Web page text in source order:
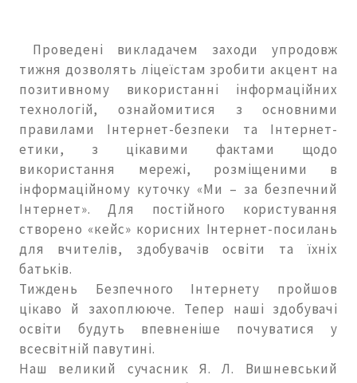
Проведені викладачем заходи упродовж
тижня дозволять ліцеїстам зробити акцент на
позитивному використанні інформаційних
технологій, ознайомитися з основними
правилами Інтернет-безпеки та Інтернет-
етики, з цікавими фактами щодо
використання мережі, розміщеними в
інформаційному куточку «Ми – за безпечний
Інтернет». Для постійного користування
створено «кейс» корисних Інтернет-посилань
для вчителів, здобувачів освіти та їхніх
батьків.
Тиждень Безпечного Інтернету пройшов
цікаво й захоплююче. Тепер наші здобувачі
освіти будуть впевненіше почуватися у
всесвітній павутині.
Наш великий сучасник Я. Л. Вишневський